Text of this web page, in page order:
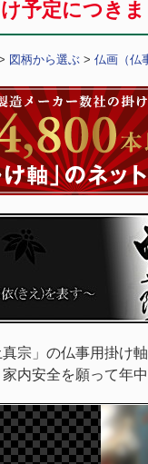
け予定につ
図柄から選ぶ > 仏画（仏
宗」の仏事用掛け
内安全を願って年